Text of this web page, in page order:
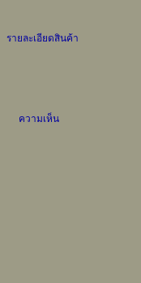
รายละเอียดสินค้า
ความเห็น